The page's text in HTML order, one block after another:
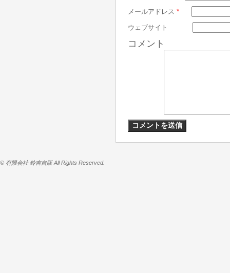
メールアドレス *
ウェブサイト
コメント
© 有限会社 鈴吉自販 All Rights Reserved.